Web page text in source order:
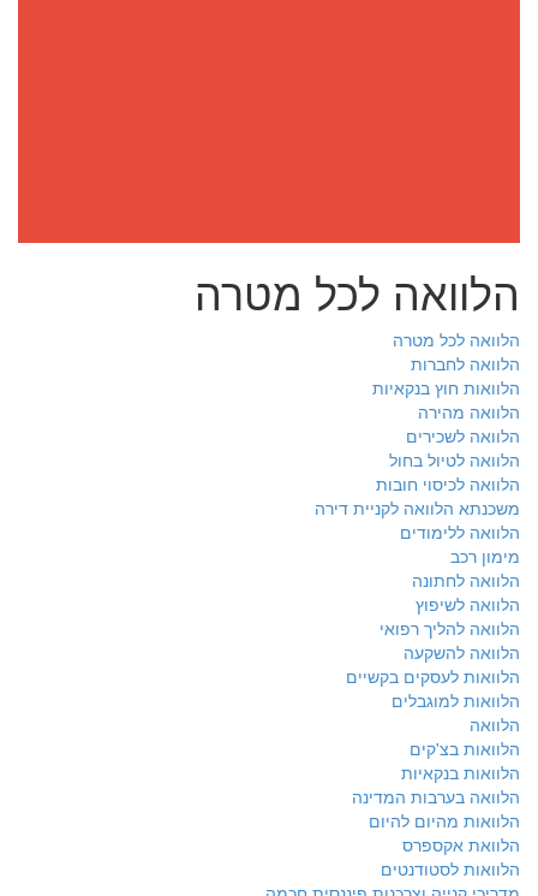
הלוואה לכל מטרה
הלוואה לכל מטרה
הלוואה לחברות
הלוואות חוץ בנקאיות
הלוואה מהירה
הלוואה לשכירים
הלוואה לטיול בחול
הלוואה לכיסוי חובות
משכנתא הלוואה לקניית דירה
הלוואה ללימודים
מימון רכב
הלוואה לחתונה
הלוואה לשיפוץ
הלוואה להליך רפואי
הלוואה להשקעה
הלוואות לעסקים בקשיים
הלוואות למוגבלים
הלוואה
הלוואות בצ'קים
הלוואות בנקאיות
הלוואה בערבות המדינה
הלוואות מהיום להיום
הלוואת אקספרס
הלוואות לסטודנטים